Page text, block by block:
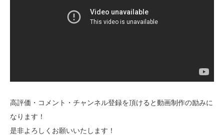
高評価・コメント・チャンネル登録を頂けると動画制作の励みに
なります！
是非よろしくお願いいたします！